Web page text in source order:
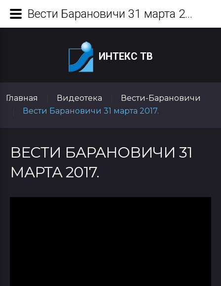
ИНТЕКС ТВ
Главная Видеотека
Вести-Барановичи
Вести Барановичи 31 марта 2017.
ВЕСТИ БАРАНОВИЧИ 31
МАРТА 2017.
Вести Барановичи 31 марта 2017.